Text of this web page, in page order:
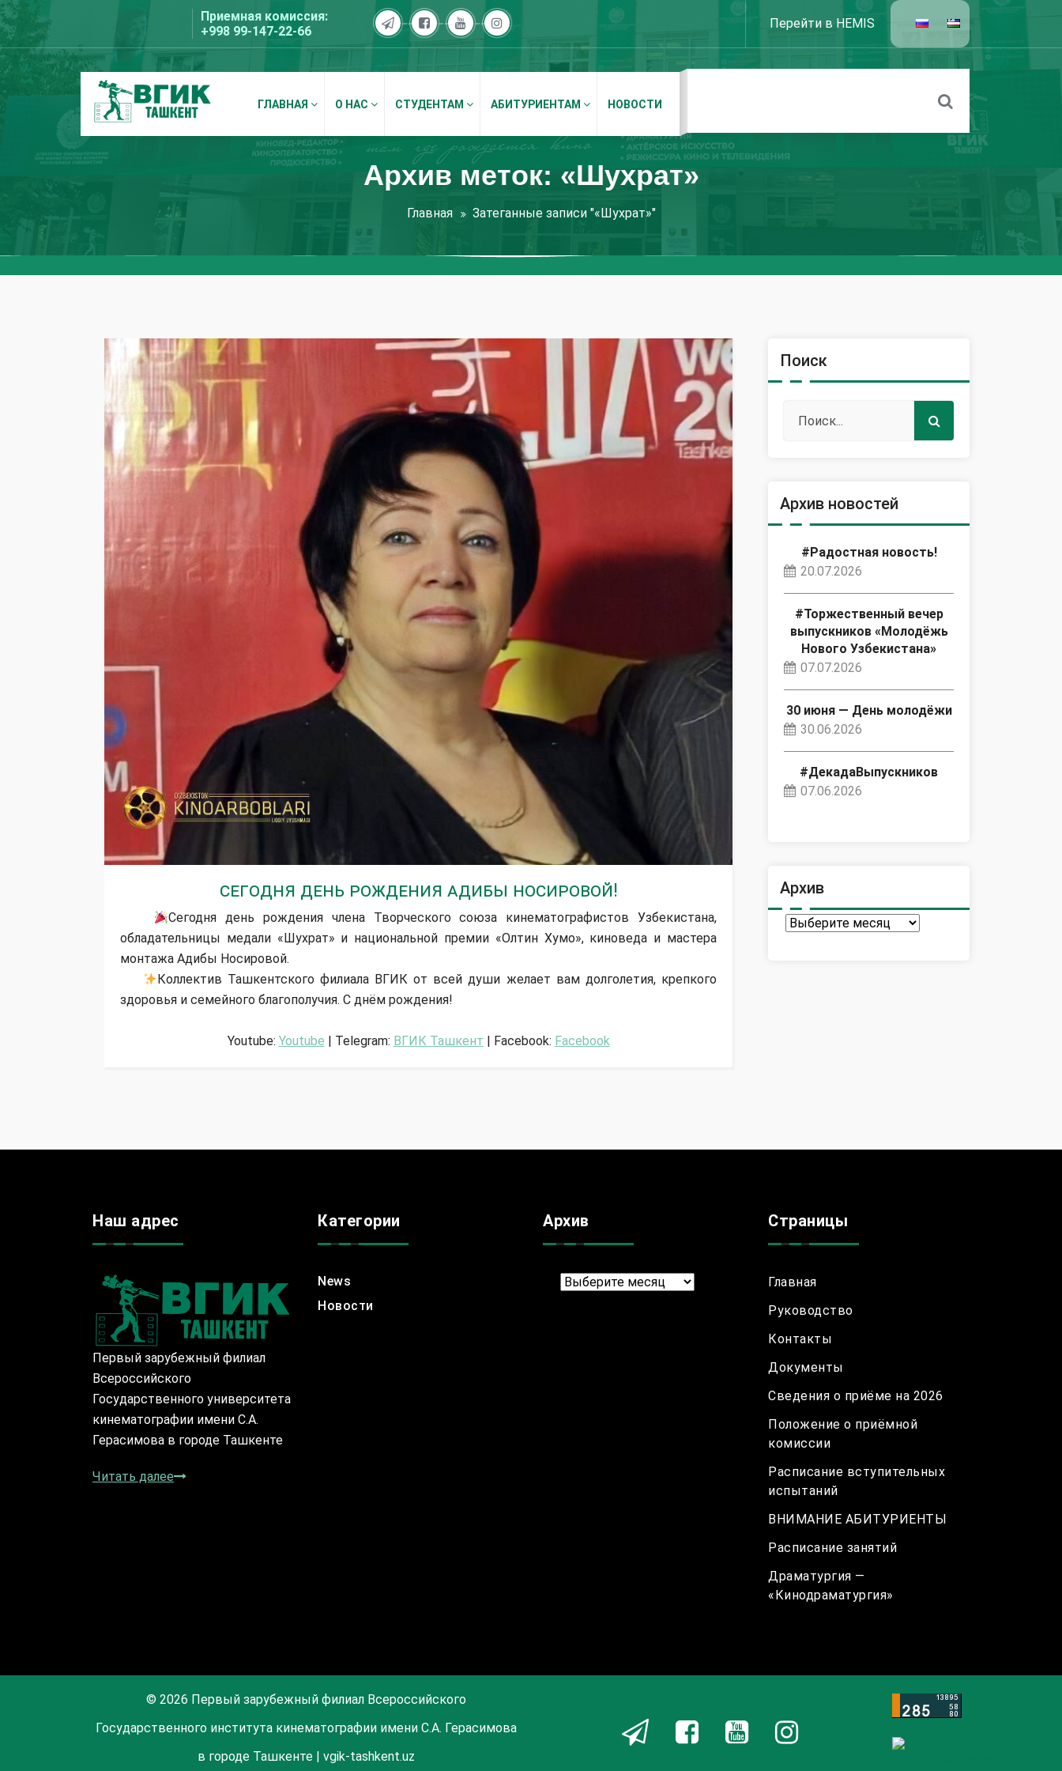
Перейти
к
содержимому
Приемная комиссия:
+998 99-147-22-66
Перейти в HEMIS
ВГИК Ташкент
ГЛАВНАЯ О НАС СТУДЕНТАМ АБИТУРИЕНТАМ НОВОСТИ
Архив меток: «Шухрат»
Главная Затеганные записи "«Шухрат»"
Сегодня день рождения Адибы Носировой!
Сегодня день рождения члена Творческого союза кинематографистов Узбекистана,
обладательницы медали «Шухрат» и национальной премии «Олтин Хумо», киноведа и мастера
монтажа Адибы Носировой.
Коллектив Ташкентского филиала ВГИК от всей души желает вам долголетия, крепкого
здоровья и семейного благополучия. С днём рождения!
Youtube: Youtube | Telegram: ВГИК Ташкент | Facebook: Facebook
Поиск
Архив новостей
#Радостная новость!
20.07.2026
#Торжественный вечер
выпускников «Молодёжь
Нового Узбекистана»
07.07.2026
30 июня — День молодёжи
30.06.2026
#ДекадаВыпускников
07.06.2026
Архив
Архив
Наш адрес
Первый зарубежный филиал
Всероссийского
Государственного университета
кинематографии имени С.А.
Герасимова в городе Ташкенте
Читать далее
Категории
News
Новости
Архив
Архив
Страницы
Главная
Руководство
Контакты
Документы
Сведения о приёме на 2026
Положение о приёмной
комиссии
Расписание вступительных
испытаний
ВНИМАНИЕ АБИТУРИЕНТЫ
Расписание занятий
Драматургия —
«Кинодраматургия»
© 2026 Первый зарубежный филиал Всероссийского
Государственного института кинематографии имени С.А. Герасимова
в городе Ташкенте | vgik-tashkent.uz